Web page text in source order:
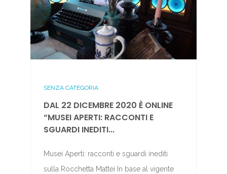
SENZA CATEGORIA
DAL 22 DICEMBRE 2020 È ONLINE
“MUSEI APERTI: RACCONTI E
SGUARDI INEDITI...
Musei Aperti: racconti e sguardi inediti
sulla Rocchetta Mattei In base al vigente